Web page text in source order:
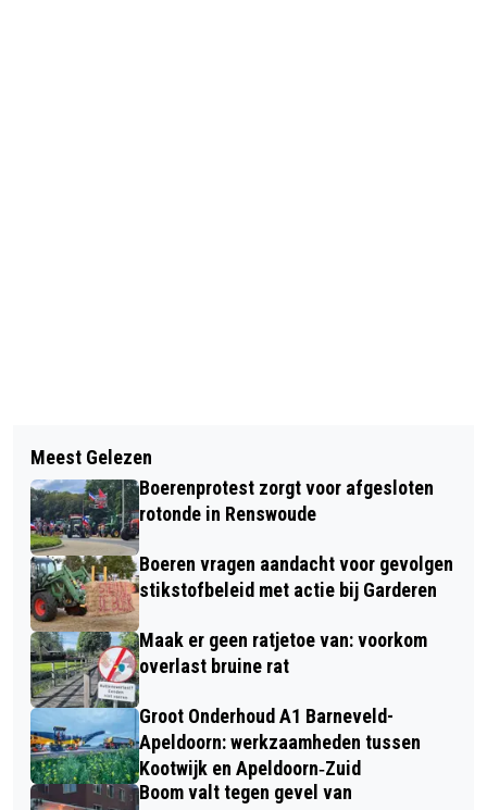
JONGE VOETGANGER GEWOND NA
AANRIJDING OP NEDERWOUDSEWEG
IN LUNTEREN
ELF BOEREN TEKENEN VOOR
NATUURINCLUSIEVE SAMENWERKING
Meest Gelezen
Boerenprotest zorgt voor afgesloten
rotonde in Renswoude
Boeren vragen aandacht voor gevolgen
stikstofbeleid met actie bij Garderen
Maak er geen ratjetoe van: voorkom
overlast bruine rat
Groot Onderhoud A1 Barneveld-
Apeldoorn: werkzaamheden tussen
Kootwijk en Apeldoorn‐Zuid
Boom valt tegen gevel van